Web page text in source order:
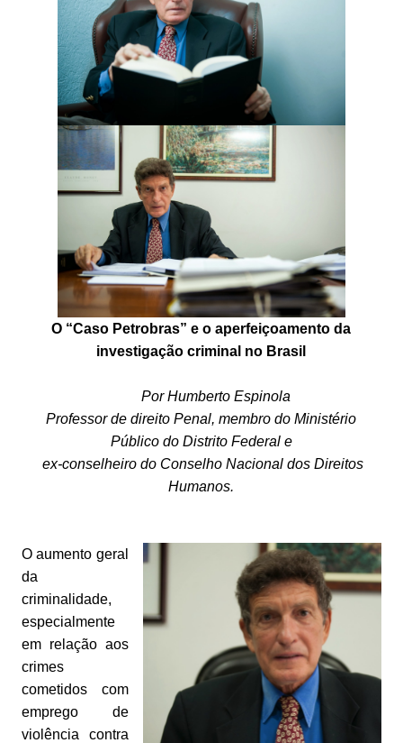
O “Caso Petrobras” e o aperfeiçoamento da
investigação criminal no Brasil
Por Humberto Espinola
Professor de direito Penal, membro do Ministério
Público do Distrito Federal e
ex-conselheiro do Conselho Nacional dos Direitos
Humanos.
O aumento geral
da
criminalidade,
especialmente
em relação aos
crimes
cometidos com
emprego de
violência contra